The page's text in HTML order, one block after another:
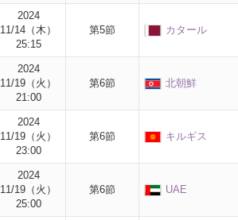
2024
11/14（木）
25:15
第5節 カタール
2024
11/19（火）
21:00
第6節 北朝鮮
2024
11/19（火）
23:00
第6節 キルギス
2024
11/19（火）
25:00
第6節 UAE